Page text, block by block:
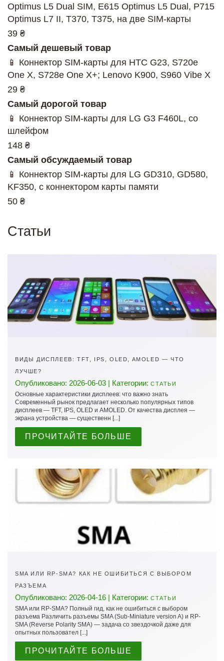
Optimus L5 Dual SIM, E615 Optimus L5 Dual, P715
Optimus L7 II, T370, T375, на две SIM-карты
39 ₴
Самый дешевый товар
📱 Коннектор SIM-карты для HTC G23, S720e
One X, S728e One X+; Lenovo K900, S960 Vibe X
29 ₴
Самый дорогой товар
📱 Коннектор SIM-карты для LG G3 F460L, со
шлейфом
148 ₴
Самый обсуждаемый товар
📱 Коннектор SIM-карты для LG GD310, GD580,
KF350, с коннектором карты памяти
50 ₴
Статьи
ВИДЫ ДИСПЛЕЕВ: TFT, IPS, OLED, AMOLED — ЧТО
ЛУЧШЕ?
Опубликовано: 2026-06-03 | Категории: СТАТЬИ
Основные характеристики дисплеев: что важно знать
Современный рынок предлагает несколько популярных типов
дисплеев — TFT, IPS, OLED и AMOLED. От качества дисплея —
экрана устройства — существенн [...]
ПРОЧИТАЙТЕ БОЛЬШЕ
SMA ИЛИ RP-SMA? КАК НЕ ОШИБИТЬСЯ С ВЫБОРОМ
РАЗЪЕМА
Опубликовано: 2026-04-16 | Категории: СТАТЬИ
SMA или RP-SMA? Полный гид, как не ошибиться с выбором
разъема Различить разъемы SMA (Sub-Miniature version A) и RP-
SMA (Reverse Polarity SMA) — задача со звездочкой даже для
опытных пользовател [...]
ПРОЧИТАЙТЕ БОЛЬШЕ